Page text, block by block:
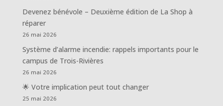
Devenez bénévole – Deuxième édition de La Shop à
réparer
26 mai 2026
Système d’alarme incendie: rappels importants pour le
campus de Trois-Rivières
26 mai 2026
🌟 Votre implication peut tout changer
25 mai 2026